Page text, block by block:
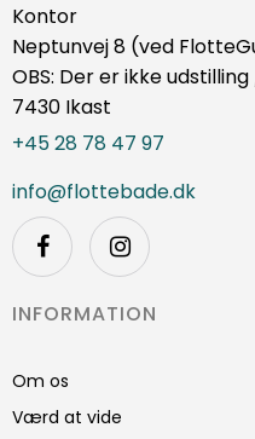
Kontor
Neptunvej 8 (ved
OBS: Der er ikke
7430 Ikast
+45 28 78 47 97
info@flottebade.dk
INFORMATION
Om os
Værd at vide